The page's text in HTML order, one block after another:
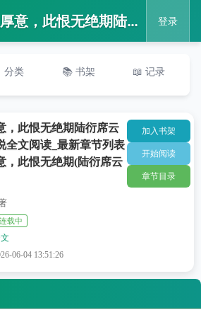
📖 深情负厚意，此恨无绝期陆衍席云清最新小说全文阅读_最新章节列表深情负厚意，此恨无绝期(陆衍席云清) 登录
分类 📚 书架 📖 记录
，此恨无绝期陆衍席云
全文阅读_最新章节列表
，此恨无绝期(陆衍席云
连载中
06-04 13:51:26
加入书架
开始阅读
章节目录